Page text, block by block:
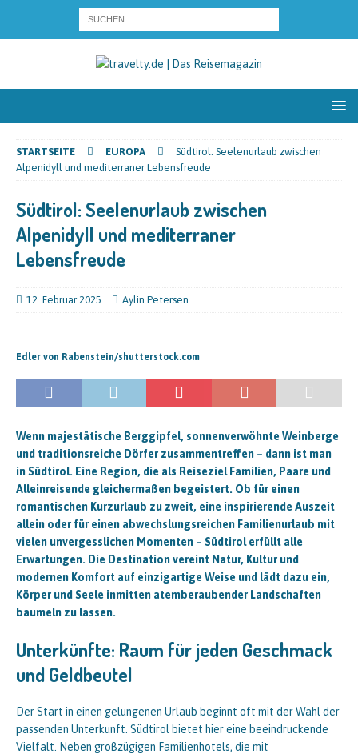
STARTSEITE EUROPA
Südtirol: Seelenurlaub zwischen
Alpenidyll und mediterraner Lebensfreude
Südtirol: Seelenurlaub zwischen
Alpenidyll und mediterraner
Lebensfreude
12. Februar 2025 Aylin Petersen
Edler von Rabenstein/shutterstock.com
Wenn majestätische Berggipfel, sonnenverwöhnte Weinberge
und traditionsreiche Dörfer zusammentreffen – dann ist man
in Südtirol. Eine Region, die als Reiseziel Familien, Paare und
Alleinreisende gleichermaßen begeistert. Ob für einen
romantischen Kurzurlaub zu zweit, eine inspirierende Auszeit
allein oder für einen abwechslungsreichen Familienurlaub mit
vielen unvergesslichen Momenten – Südtirol erfüllt alle
Erwartungen. Die Destination vereint Natur, Kultur und
modernen Komfort auf einzigartige Weise und lädt dazu ein,
Körper und Seele inmitten atemberaubender Landschaften
baumeln zu lassen.
Unterkünfte: Raum für jeden Geschmack
und Geldbeutel
Der Start in einen gelungenen Urlaub beginnt oft mit der Wahl der
passenden Unterkunft. Südtirol bietet hier eine beeindruckende
Vielfalt. Neben großzügigen Familienhotels, die mit